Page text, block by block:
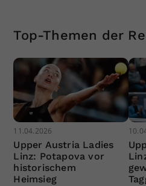
Top-Themen der
11.04.2026
Upper Austria Ladies
Linz: Potapova vor
historischem
Heimsieg